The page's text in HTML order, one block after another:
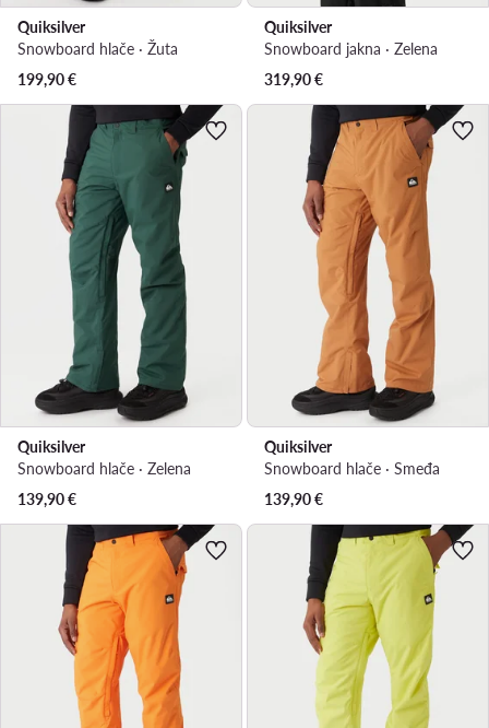
Quiksilver
Snowboard hlače · Žuta
199,90€
Quiksilver
Snowboard jakna · Zelena
319,90€
Quiksilver
Snowboard hlače · Zelena
139,90€
Quiksilver
Snowboard hlače · Smeđa
139,90€